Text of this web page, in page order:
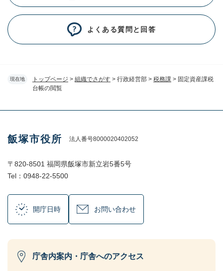
現在地 トップページ > 組織でさがす > 行政経営部 > 税務課 > 固定資産課税
台帳の閲覧
よくある質問と回答
飯塚市役所 法人番号8000020402052
〒820-8501 福岡県飯塚市新立岩5番5号
Tel：0948-22-5500
開庁日時 お問い合わせ
庁舎内案内・庁舎へのアクセス